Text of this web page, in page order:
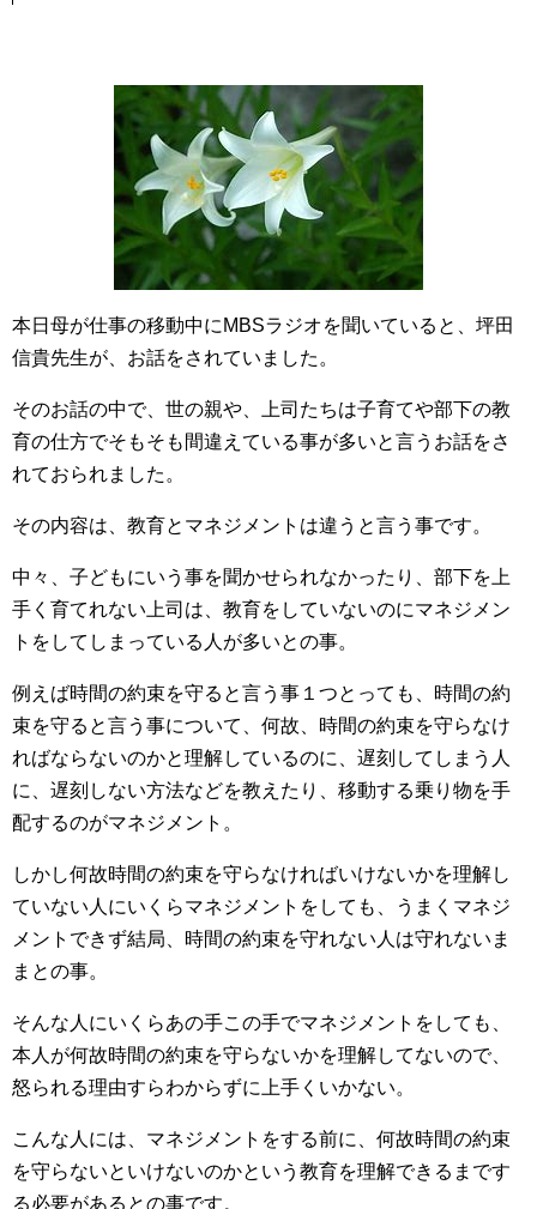
本日母が仕事の移動中にMBSラジオを聞いていると、坪田
信貴先生が、お話をされていました。
そのお話の中で、世の親や、上司たちは子育てや部下の教
育の仕方でそもそも間違えている事が多いと言うお話をさ
れておられました。
その内容は、教育とマネジメントは違うと言う事です。
中々、子どもにいう事を聞かせられなかったり、部下を上
手く育てれない上司は、教育をしていないのにマネジメン
トをしてしまっている人が多いとの事。
例えば時間の約束を守ると言う事１つとっても、時間の約
束を守ると言う事について、何故、時間の約束を守らなけ
ればならないのかと理解しているのに、遅刻してしまう人
に、遅刻しない方法などを教えたり、移動する乗り物を手
配するのがマネジメント。
しかし何故時間の約束を守らなければいけないかを理解し
ていない人にいくらマネジメントをしても、うまくマネジ
メントできず結局、時間の約束を守れない人は守れないま
まとの事。
そんな人にいくらあの手この手でマネジメントをしても、
本人が何故時間の約束を守らないかを理解してないので、
怒られる理由すらわからずに上手くいかない。
こんな人には、マネジメントをする前に、何故時間の約束
を守らないといけないのかという教育を理解できるまです
る必要があるとの事です。